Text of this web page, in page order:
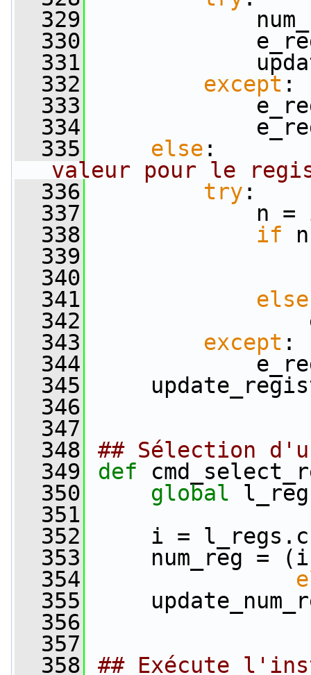
  329
num_reg
  330
  331
  332
except :
  333
  334
  335
else
valeur pour le
  336
try :
  337
n =
  338
if
  339
  340
  341
else
  342
  343
except :
  344
  345
  346
  347
  348
## Sélection
  349
def
  350
global
  351
  352
i =
  353
num_reg =
  354
  355
  356
  357
  358
## Exécute